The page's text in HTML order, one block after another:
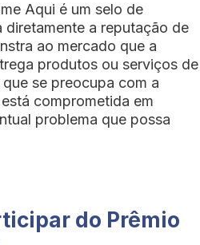
Aqui é um selo de
diretamente a reputação de
ao mercado que a
produtos ou serviços de
se preocupa com a
comprometida em
problema que possa
do Prêmio